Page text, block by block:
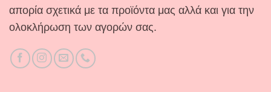
απορία σχετικά με τα προϊόντα μας αλλά και για την
ολοκλήρωση των αγορών σας.